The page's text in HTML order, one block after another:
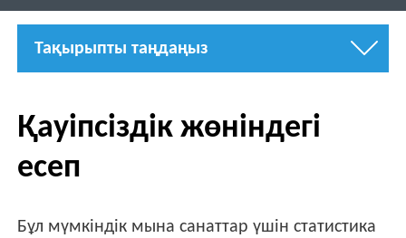
Тақырыпты таңдаңыз
Қауіпсіздік жөніндегі
есеп
Бұл мүмкіндік мына санаттар үшін статистика